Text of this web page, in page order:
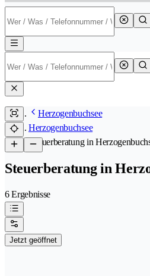
Herzogenbuchsee
Herzogenbuchsee
/Steuerberatung in
Steuerberatung in
6 Ergebnisse
Jetzt geöffnet